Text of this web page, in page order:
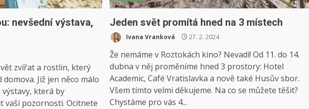
nevšední výstava,
zvířat a rostlin, který
Již jen něco málo
výstavy, která by
vaší pozornosti. Ocitnete
Jeden svět promítá hned na 3 místech
Ivana Vranková 27. 2. 2024
Že nemáme v Roztokách kino? Nevadí! Od 11. do 14.
dubna v něj proměníme hned 3 prostory: Hotel
Academic, Café Vratislavka a nově také Husův sbor.
Všem tímto velmi děkujeme. Na co se můžete těšit?
Chystáme pro vás 4...